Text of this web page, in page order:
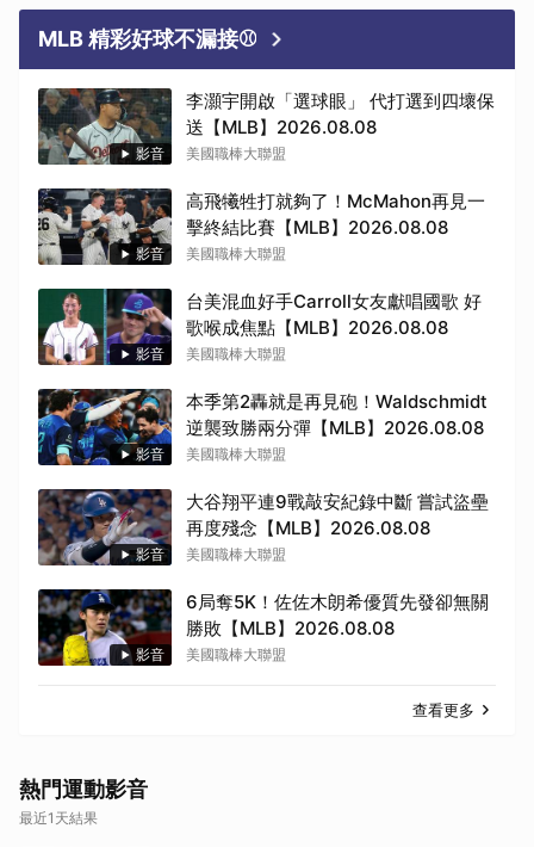
MLB 精彩好球不漏接⚾
影音
李灝宇開啟「選球眼」 代打選到四壞保
送【MLB】2026.08.08
美國職棒大聯盟
影音
高飛犧牲打就夠了！McMahon再見一
擊終結比賽【MLB】2026.08.08
美國職棒大聯盟
影音
台美混血好手Carroll女友獻唱國歌 好
歌喉成焦點【MLB】2026.08.08
美國職棒大聯盟
影音
本季第2轟就是再見砲！Waldschmidt
逆襲致勝兩分彈【MLB】2026.08.08
美國職棒大聯盟
影音
大谷翔平連9戰敲安紀錄中斷 嘗試盜壘
再度殘念【MLB】2026.08.08
美國職棒大聯盟
影音
6局奪5K！佐佐木朗希優質先發卻無關
勝敗【MLB】2026.08.08
美國職棒大聯盟
查看更多
熱門運動影音
最近1天結果